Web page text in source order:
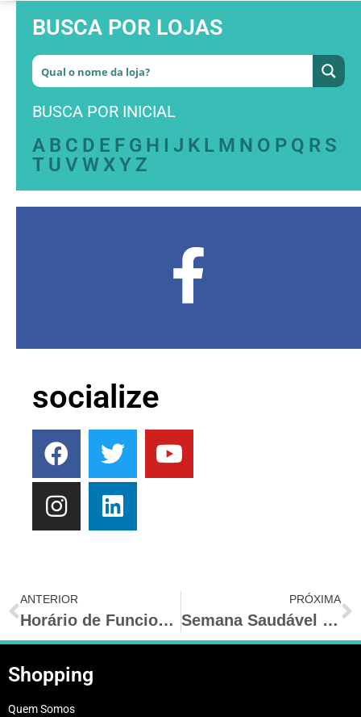
BUSCA POR LOJAS
BUSCA POR INICIAL
A B C D E F G H I J K L M N O P Q R S
T U V WXY Z
socialize
ANTERIOR
Horário de Funcionamento – Dia 21/04/19
PRÓXIMA
Semana Saudável – Caruaru Shopping
Shopping
Quem Somos